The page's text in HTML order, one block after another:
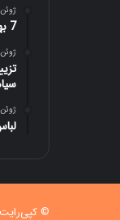
ژوئن 7, 2026
7 بهترین بافت مو پسرانه با موی اضافه+ عکس و فیلم آموزش
ژوئن 7, 2026
ژوئن 7, 2026
© کپی‌رایت 2026, تمامی حقوق متعلق است به |